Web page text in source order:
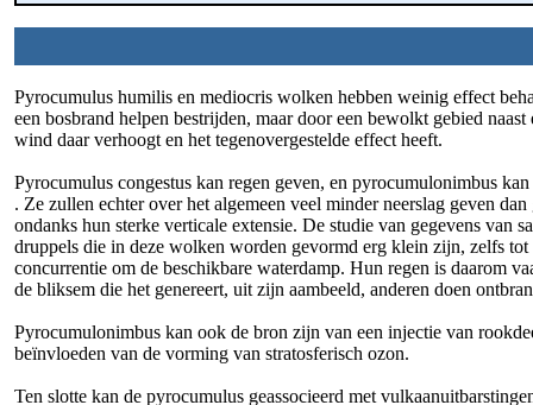
Pyrocumulus humilis en mediocris wolken hebben weinig effect
een bosbrand helpen bestrijden, maar door een bewolkt gebied
wind daar verhoogt en het tegenovergestelde effect heeft.
Pyrocumulus congestus kan regen geven, en pyrocumulonimbus
. Ze zullen echter over het algemeen veel minder neerslag geven
ondanks hun sterke verticale extensie. De studie van gegevens van
druppels die in deze wolken worden gevormd erg klein zijn, zelfs
concurrentie om de beschikbare waterdamp. Hun regen is daarom
de bliksem die het genereert, uit zijn aambeeld, anderen doen
Pyrocumulonimbus kan ook de bron zijn van een injectie van
beïnvloeden van de vorming van stratosferisch ozon.
Ten slotte kan de pyrocumulus geassocieerd met